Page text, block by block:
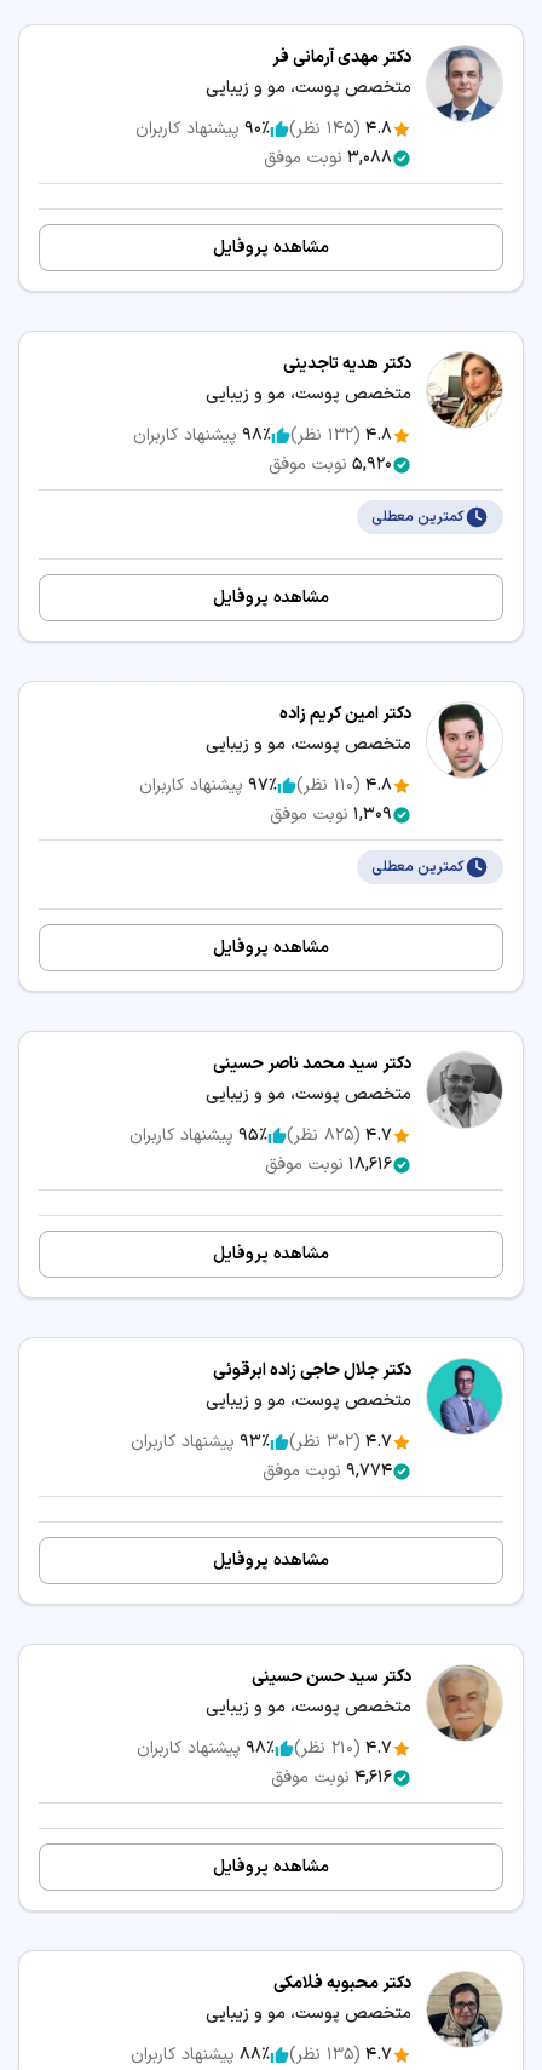
دکتر مهدی آرمانی فر
متخصص پوست، مو و زیبایی
4.8
(
145 نظر) 90٪ پیشنهاد کاربران
3,088 نوبت موفق
مشاهده پروفایل
دکتر هدیه تاجدینی
متخصص پوست، مو و زیبایی
4.8
(
132 نظر) 98٪ پیشنهاد کاربران
5,920 نوبت موفق
کمترین معطلی
مشاهده پروفایل
دکتر امین کریم زاده
متخصص پوست، مو و زیبایی
4.8
(
110 نظر) 97٪ پیشنهاد کاربران
1,309 نوبت موفق
کمترین معطلی
مشاهده پروفایل
دکتر سید محمد ناصر حسینی
متخصص پوست، مو و زیبایی
4.7
(
825 نظر) 95٪ پیشنهاد کاربران
18,616 نوبت موفق
مشاهده پروفایل
دکتر جلال حاجی زاده ابرقوئی
متخصص پوست، مو و زیبایی
4.7
(
302 نظر) 93٪ پیشنهاد کاربران
9,774 نوبت موفق
مشاهده پروفایل
دکتر سید حسن حسینی
متخصص پوست، مو و زیبایی
4.7
(
210 نظر) 98٪ پیشنهاد کاربران
4,616 نوبت موفق
مشاهده پروفایل
دکتر محبوبه فلامکی
متخصص پوست، مو و زیبایی
4.7
(
135 نظر) 88٪ پیشنهاد کاربران